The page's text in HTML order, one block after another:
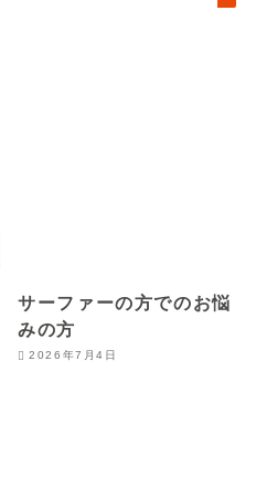
サーファーの方でのお悩
みの方
2026年7月4日